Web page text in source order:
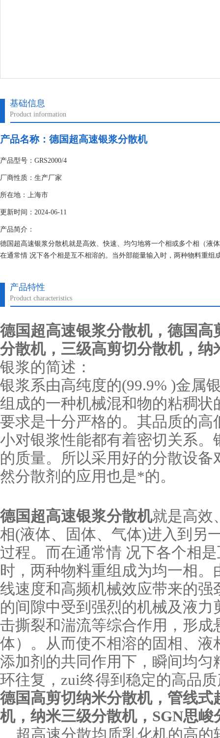
基础信息
Product information
产品名称：德国超高速银浆分散机
产品型号：GRS2000/4
厂商性质：生产厂家
所在地：上海市
更新时间：2024-06-11
产品简介：
德国超高速银浆分散机就是高效、快速、均匀地将一个相或多个相（液
在通常情 况下各个相是互不相溶的。当外部能量输入时，两种物料重
产品特性
Product characteristics
德国超高速银浆分散机，德国高
分散机，三级高剪切分散机，纳
银浆的简述：
银浆系由高纯度的(99.9% )金属
组成的一种机械混和物的粘稠
要求是十分严格的。其品质的
小对银浆性能都有着密切关系
的质量。所以采用好的分散设
然分散剂的应用也是*的。
德国超高速银浆分散机就是高效
相(液体、固体、气体)进入到另
过程。而在通常情 况下各个相
时，两种物料重组成为均一相
线速度和高频机械效应带来的
的间隙中受到强烈的机械及液
击撕裂和湍流等综合作用，形
体）。从而使不相溶的固相、
添加剂的共同作用下，瞬间均
环往复，zui终得到稳定的高品
德国高剪切纳米分散机，管线
机，纳米三级分散机， SGN思峻
超高速分散均质乳化机的高的